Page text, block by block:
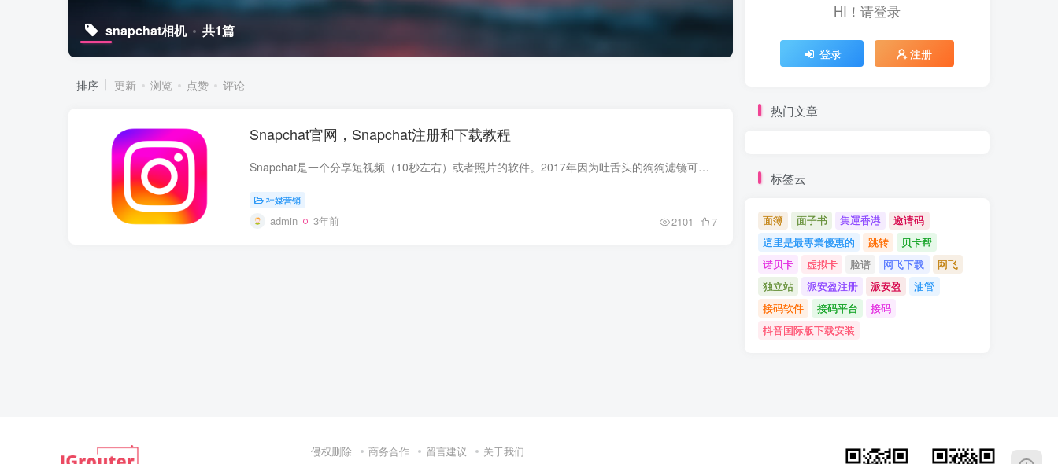
snapchat相机 共1篇
排序 更新 浏览 点赞 评论
Snapchat官网，Snapchat注册和下载教程
Snapchat是一个分享短视频（10秒左右）或者照片的软件。2017年因为吐舌头的狗狗滤镜可能火起来的，大部分美国年轻人把snapchat视为发短信。因为你除了发短信以外，也发拍的照片。 Snapchat百科 ...
社媒营销
admin 3年前 2101 7
HI！请登录
登录 注册
热门文章
标签云
面簿 面子书 集運香港
邀请码
這里是最專業優惠的
跳转
贝卡帮
诺贝卡
虚拟卡 脸谱 网飞下载
网飞
独立站
派安盈注册 派安盈
油管
接码软件
接码平台
接码
抖音国际版下载安装
侵权删除 商务合作 留言建议 关于我们